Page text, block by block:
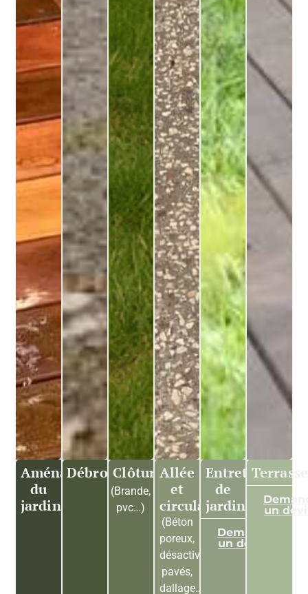
Aménagement
du
jardin
Débroussaillage
Clôture
(Brande,
pvc…)
Allée
et
circulation
(Béton
poreux,
désactivé,
pavés,
dallage…)
Entretien
de
jardin
Demander
un devis >
Terrasse
un